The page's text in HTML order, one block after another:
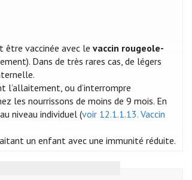
être vaccinée avec le vaccin rougeole-
Dans de très rares cas, de légers
l’allaitement, ou d’interrompre
les nourrissons de moins de 9 mois. En
niveau individuel (voir 12.1.1.13. Vaccin
un enfant avec une immunité réduite.